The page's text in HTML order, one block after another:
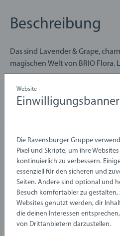
Beschreibung
Das sind Lavender & Grape,
magischen Welt von BRIO Flora.
magnetischen Nase gerne
Seine mutige Persönlichkeit
Mit versteckten Magneten kann
allen BRIO Flora-Spielsets
Begleiter, um die Entwicklung
kreatives Spielen zu unterstützen.
Über BRIO Flora: Bei BRIO Flora
kleiner Freunde eine magische
farbenfroher Abenteuer. Jedes
Freude an der Natur nahe und
Beeren sammeln, während sie
Details
Artikelnummer:
EAN:
Warnhinweise und
Bewertungen
4,9/5
Website
Einwilligungsbanner
Die Ravensburger Gruppe
Pixel und Skripte, um ihre
kontinuierlich zu verbessern.
essenziell für den sicheren und
Seiten. Andere sind optional und
Besuch komfortabler zu
Websites genutzt werden, dir
die deinen Interessen
von Drittanbietern darzustellen.